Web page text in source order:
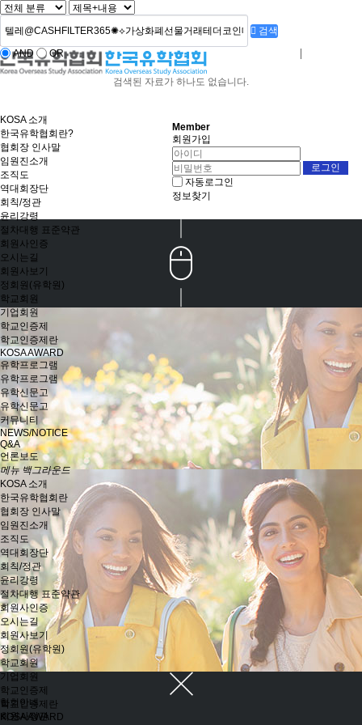
KOSA 소개
한국유학협회란?
협회장 인사말
임원진소개
조직도
역대회장단
회칙/정관
윤리강령
절차대행 표준약관
회원사인증
오시는길
회원사보기
정회원(유학원)
학교회원
기업회원
학교인증제
학교인증제란
KOSA AWARD
유학프로그램
유학프로그램
유학신문고
유학신문고
커뮤니티
NEWS/NOTICE
Q&A
언론보도
메뉴 백그라운드
KOSA 소개
한국유학협회란
협회장 인사말
임원진소개
조직도
역대회장단
회칙/정관
윤리강령
절차대행 표준약관
회원사인증
오시는길
회원사보기
정회원(유학원)
학교회원
기업회원
학교인증제
학교인증제란
KOSA AWARD
검색
AND OR
검색된 자료가 하나도 없습니다.
Member
회원가입
자동로그인
정보찾기
협회안내
회원사정관